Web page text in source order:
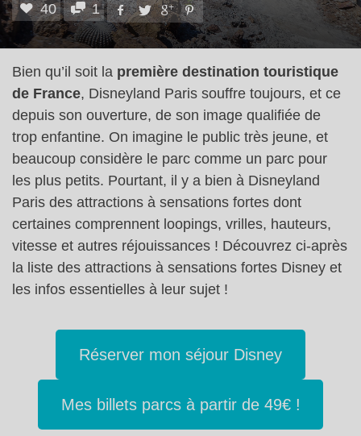
40 1
Bien qu’il soit la première destination touristique
de France, Disneyland Paris souffre toujours, et ce
depuis son ouverture, de son image qualifiée de
trop enfantine. On imagine le public très jeune, et
beaucoup considère le parc comme un parc pour
les plus petits. Pourtant, il y a bien à Disneyland
Paris des attractions à sensations fortes dont
certaines comprennent loopings, vrilles, hauteurs,
vitesse et autres réjouissances ! Découvrez ci-après
la liste des attractions à sensations fortes Disney et
les infos essentielles à leur sujet !
Réserver mon séjour Disney
Mes billets parcs à partir de 49€ !